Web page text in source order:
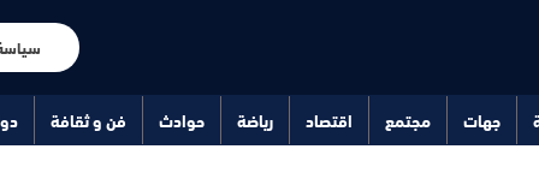
جهات مجتمع اقتصاد رياضة حوادث فن و ثقافة